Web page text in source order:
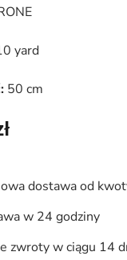
yard
50 cm
dostawa od
w 24 godziny
zwroty w ciągu 14